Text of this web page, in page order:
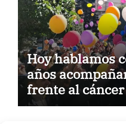
Hoy hablamos
años
frente al
Castilla-La